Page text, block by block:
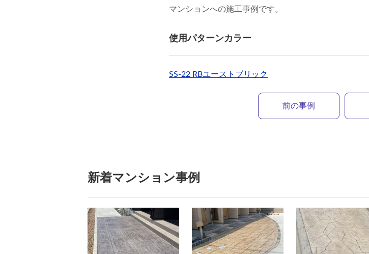
マンションへの施工事例です。
使用パターンカラー
SS-22 RBユーストブリック
前の事例
新着マンション事例